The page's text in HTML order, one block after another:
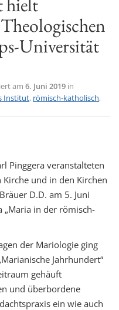
i
o
Universität
am 6. Juni 2019 in
Institut, römisch-katholisch,
Pinggera veranstalteten
und in den Kirchen
D.D. am 5. Juni
„Maria in der römisch-
der Mariologie ging
Jahrhundert“
gehäuft
und überbordene
ein wie auch